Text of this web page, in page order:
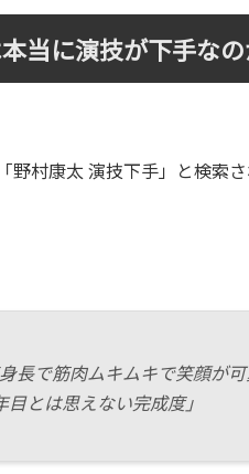
当に演技が下手な
野村康太 演技下手」と検索
長で筋肉ムキムキで笑顔が
目とは思えない完成度」